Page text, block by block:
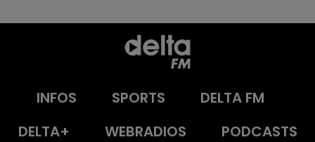
INFOS SPORTS
DELTA FM
DELTA+
WEBRADIOS
PODCASTS